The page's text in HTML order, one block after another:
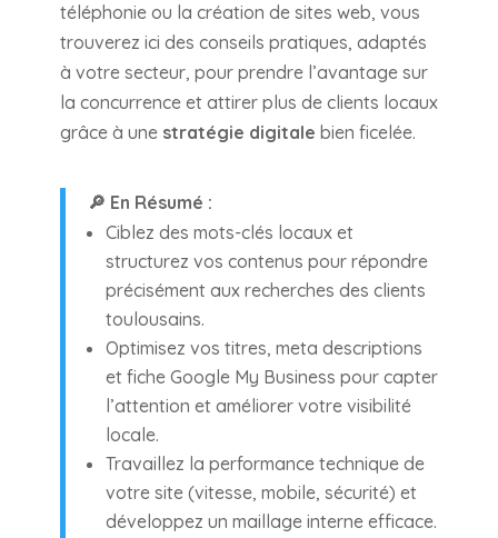
téléphonie ou la création de sites web, vous
trouverez ici des conseils pratiques, adaptés
à votre secteur, pour prendre l’avantage sur
la concurrence et attirer plus de clients locaux
grâce à une stratégie digitale bien ficelée.
🔎 En Résumé :
Ciblez des mots-clés locaux et
structurez vos contenus pour répondre
précisément aux recherches des clients
toulousains.
Optimisez vos titres, meta descriptions
et fiche Google My Business pour capter
l’attention et améliorer votre visibilité
locale.
Travaillez la performance technique de
votre site (vitesse, mobile, sécurité) et
développez un maillage interne efficace.